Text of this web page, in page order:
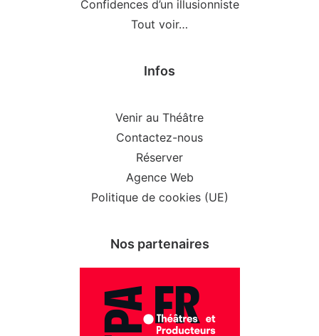
Confidences d’un illusionniste
Tout voir…
Infos
Venir au Théâtre
Contactez-nous
Réserver
Agence Web
Politique de cookies (UE)
Nos partenaires